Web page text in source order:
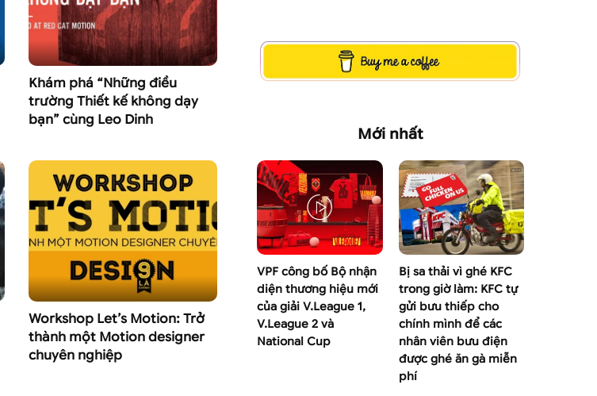
Khám phá “Những điều
trường Thiết kế không dạy
bạn” cùng Leo Dinh
Workshop Let’s Motion: Trở
thành một Motion designer
chuyên nghiệp
Mới nhất
VPF công bố Bộ nhận
diện thương hiệu mới
của giải V.League 1,
V.League 2 và
National Cup
Bị sa thải vì ghé KFC
trong giờ làm: KFC tự
gửi bưu thiếp cho
chính mình để các
nhân viên bưu điện
được ghé ăn gà miễn
phí